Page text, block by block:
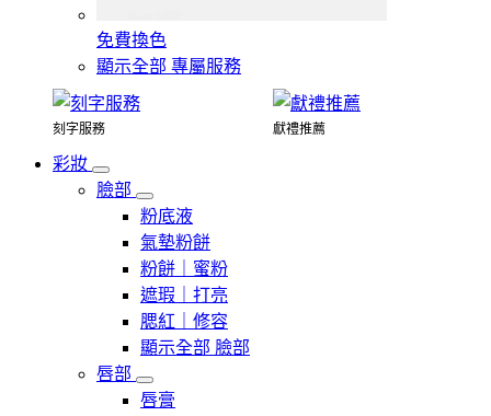
免費換色
顯示全部 專屬服務
刻字服務 獻禮推薦
彩妝
臉部
粉底液
氣墊粉餅
粉餅｜蜜粉
遮瑕｜打亮
腮紅｜修容
顯示全部 臉部
唇部
唇膏